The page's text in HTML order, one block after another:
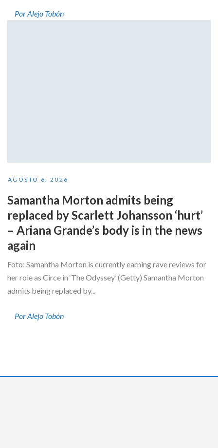
Por Alejo Tobón
AGOSTO 6, 2026
Samantha Morton admits being
replaced by Scarlett Johansson ‘hurt’
– Ariana Grande’s body is in the news
again
Foto: Samantha Morton is currently earning rave reviews for
her role as Circe in ‘The Odyssey’ (Getty) Samantha Morton
admits being replaced by...
Por Alejo Tobón